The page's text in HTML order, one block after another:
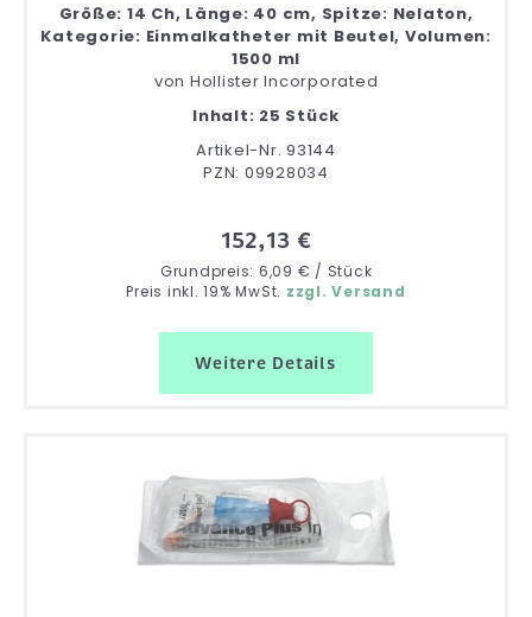
Größe: 14 Ch, Länge: 40 cm, Spitze: Nelaton,
Kategorie: Einmalkatheter mit Beutel, Volumen:
1500 ml
von Hollister Incorporated
Inhalt: 25 Stück
Artikel-Nr. 93144
PZN: 09928034
152,13 €
Grundpreis: 6,09 € / Stück
Preis inkl. 19% MwSt. zzgl. Versand
Weitere Details